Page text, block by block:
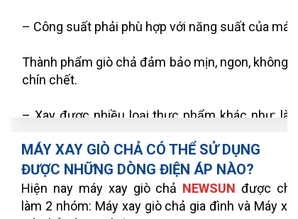
– Công suất phải phù hợp với năng suất của máy.
Thành phẩm giò chả đảm bảo mịn, ngon, không bị
chín chết.
– Xay được nhiều loại thực phẩm khác như: làm
– Có độ bền cao, kết cấu chắc chắn, không bị gỉ
trong môi trường có độ ẩm.
MÁY XAY GIÒ CHẢ CÓ THỂ SỬ DỤNG
ĐƯỢC NHỮNG DÒNG ĐIỆN ÁP NÀO?
Hiện nay máy xay giò chả NEWSUN được chia
làm 2 nhóm: Máy xay giò chả gia đình và Máy xay